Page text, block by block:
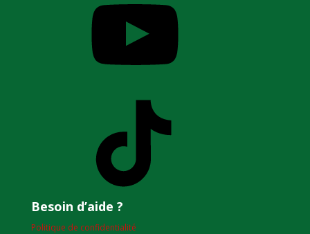
Besoin d’aide ?
Politique de confidentialité